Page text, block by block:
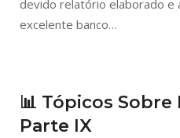
devido relatório elaborado e
excelente banco…
📊 Tópicos
Parte IX